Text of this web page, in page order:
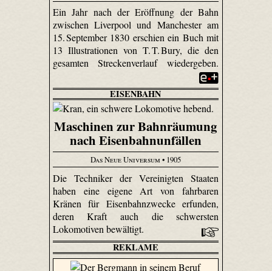
Ein Jahr nach der Eröffnung der Bahn
zwischen Liverpool und Manchester am
15. September 1830 erschien ein Buch mit
13 Illustrationen von T. T. Bury, die den
gesamten Streckenverlauf wiedergeben.
EISENBAHN
Maschinen zur Bahnräumung
nach Eisenbahnunfällen
Das Neue Universum• 1905
Die Techniker der Vereinigten Staaten
haben eine eigene Art von fahrbaren
Kränen für Eisenbahnzwecke erfunden,
deren Kraft auch die schwersten
Lokomotiven bewältigt.
REKLAME